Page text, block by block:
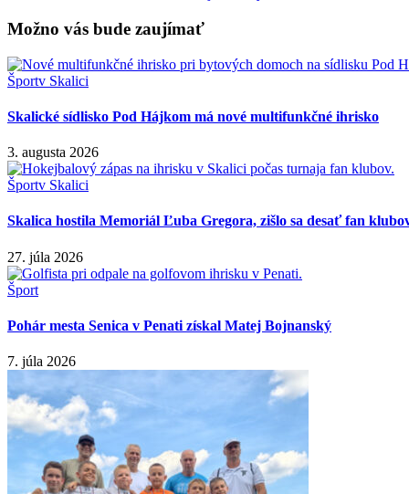
Možno vás bude zaujímať
Športv Skalici
Skalické sídlisko Pod Hájkom má nové multifunkčné ihrisko
3. augusta 2026
Športv Skalici
Skalica hostila Memoriál Ľuba Gregora, zišlo sa desať fan
27. júla 2026
Šport
Pohár mesta Senica v Penati získal Matej Bojnanský
7. júla 2026